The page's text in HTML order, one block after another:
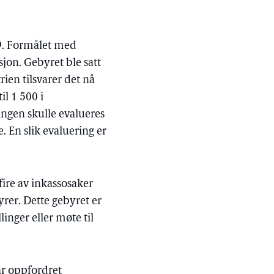
Formålet med
Gebyret ble satt
tilsvarer det nå
1 500 i
skulle evalueres
En slik evaluering er
av inkassosaker
Dette gebyret er
eller møte til
oppfordret